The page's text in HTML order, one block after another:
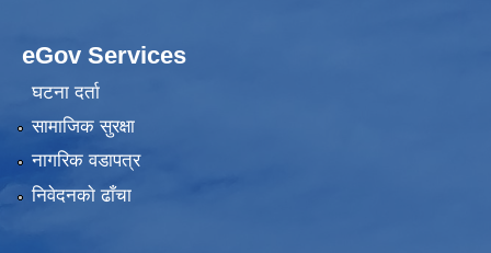
eGov Services
घटना दर्ता
सामाजिक सुरक्षा
नागरिक वडापत्र
निवेदनकाे ढाँचा